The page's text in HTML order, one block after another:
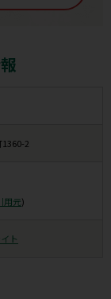
2
用元)
ト